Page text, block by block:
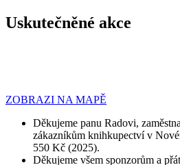
Uskutečněné akce
ZOBRAZI NA MAPĚ
Děkujeme panu Radovi,
zákazníkům knihkupectví v
550 Kč (2025).
Děkujeme všem sponzorům a